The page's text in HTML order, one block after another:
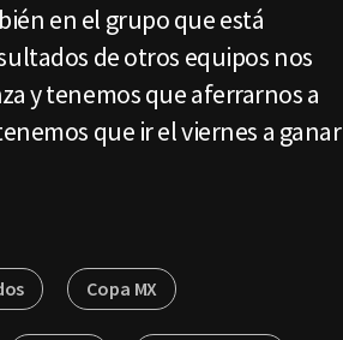
en el grupo que está
de otros equipos nos
y tenemos que aferrarnos a
que ir el viernes a ganar
Copa MX